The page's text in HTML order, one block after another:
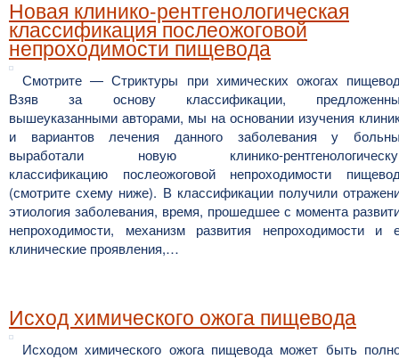
Новая клинико-рентгенологическая
классификация послеожоговой
непроходимости пищевода
Смотрите — Стриктуры при химических ожогах
Взяв за основу классификации,
вышеуказанными авторами, мы на основании изучения
и вариантов лечения данного заболевания у
выработали новую клинико-
классификацию послеожоговой непроходимости
(смотрите схему ниже). В классификации получили
этиология заболевания, время, прошедшее с момента
непроходимости, механизм развития непроходимости и
клинические проявления,…
Исход химического ожога пищевода
Исходом химического ожога пищевода может быть